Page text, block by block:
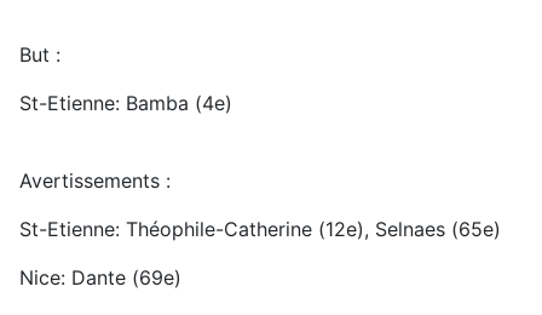
But :
St-Etienne: Bamba (4e)
Avertissements :
St-Etienne: Théophile-Catherine (12e), Selnaes (65e)
Nice: Dante (69e)